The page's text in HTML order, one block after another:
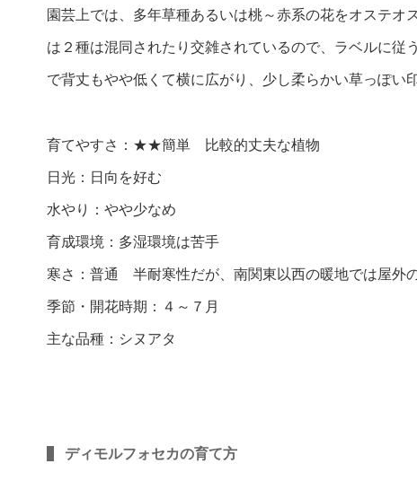
園芸上では、多年草種あるいは桃～赤系の花をオステ
は２種は混同されたり交雑されているので、ラベルに
で背丈もやや低くて横に広がり、少し柔らかい草っぽい
育てやすさ：★★簡単 比較的丈夫な植物
日光：日向を好む
水やり：やや少なめ
育成環境：多湿環境は苦手
寒さ：普通 半耐寒性だが、南関東以西の暖地では屋外
季節・開花時期：４～７月
主な品種：シヌアタ
ディモルフォセカの育て方